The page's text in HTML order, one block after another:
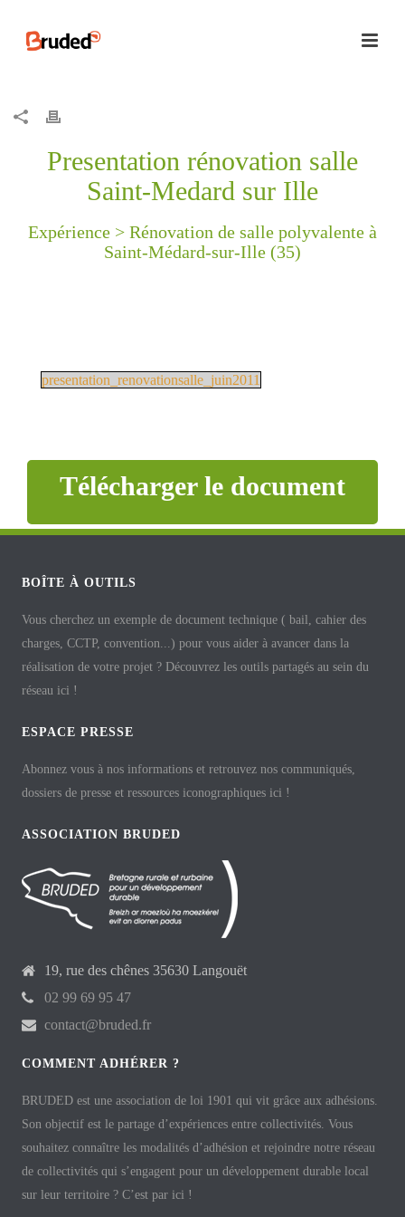
Presentation rénovation salle
Saint-Medard sur Ille
Expérience > Rénovation de salle polyvalente à
Saint-Médard-sur-Ille (35)
presentation_renovationsalle_juin2011
Télécharger le document
BOÎTE À OUTILS
Vous cherchez un exemple de document technique ( bail, cahier des
charges, CCTP, convention...) pour vous aider à avancer dans la
réalisation de votre projet ? Découvrez les outils partagés au sein du
réseau ici !
ESPACE PRESSE
Abonnez vous à nos informations et retrouvez nos communiqués,
dossiers de presse et ressources iconographiques ici !
ASSOCIATION BRUDED
19, rue des chênes 35630 Langouët
02 99 69 95 47
contact@bruded.fr
COMMENT ADHÉRER ?
BRUDED est une association de loi 1901 qui vit grâce aux adhésions.
Son objectif est le partage d’expériences entre collectivités. Vous
souhaitez connaître les modalités d’adhésion et rejoindre notre réseau
de collectivités qui s’engagent pour un développement durable local
sur leur territoire ? C’est par ici !